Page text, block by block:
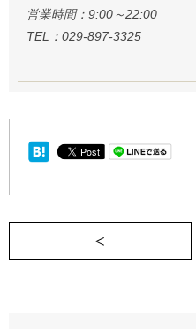
営業時間：9:00～22:00
TEL：029-897-3325